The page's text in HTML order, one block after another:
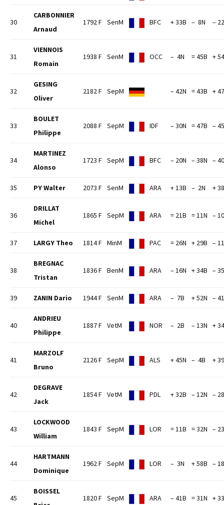
30
CARBONNIER
Arnaud
1792 F SenM BFC + 33B – 8N –
31
VIENNOIS
Romain
1938 F SenM OCC – 4N = 45B +
32
GESING
Oliver
2182 F SepM – 42N = 43B +
33
BOULET
Philippe
2088 F SepM IDF – 30N = 47B –
34
MARTINEZ
Alonso
1723 F SepM BFC – 20N – 38N –
35 PY Walter 2073 F SenM ARA + 13B – 2N +
36
DRILLAT
Michel
1865 F SepM ARA = 21B = 11N –
37 LARGY Theo 1814 F MinM PAC = 26N + 29B –
38
BREGNAC
Tristan
1836 F BenM ARA – 16N + 34B –
39 ZANIN Dario 1944 F SenM ARA – 7B + 52N –
40
ANDRIEU
Philippe
1887 F VetM NOR – 2B – 13N +
41
MARZOLF
Bruno
2126 F SepM ALS + 45N – 4B +
42
DEGRAVE
Jack
1854 F VetM PDL + 32B – 12N –
43
LOCKWOOD
William
1843 F SepM LOR = 11B = 32N –
44
HARTMANN
Dominique
1962 F SepM LOR – 3N + 58B –
45
BOISSEL
1820 F SepM ARA – 41B = 31N +